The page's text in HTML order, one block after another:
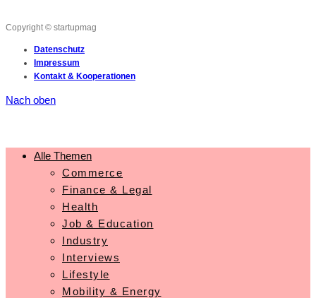
Copyright © startupmag
Datenschutz
Impressum
Kontakt & Kooperationen
Nach oben
Alle Themen
Commerce
Finance & Legal
Health
Job & Education
Industry
Interviews
Lifestyle
Mobility & Energy